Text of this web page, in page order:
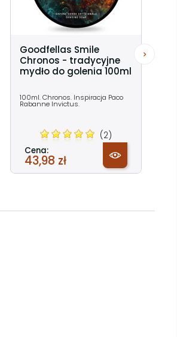
Goodfellas Smile
Chronos - tradycyjne
mydło do golenia 100ml
100ml. Chronos. Inspiracja Paco
Rabanne Invictus.
(2)
Cena:
43,98 zł